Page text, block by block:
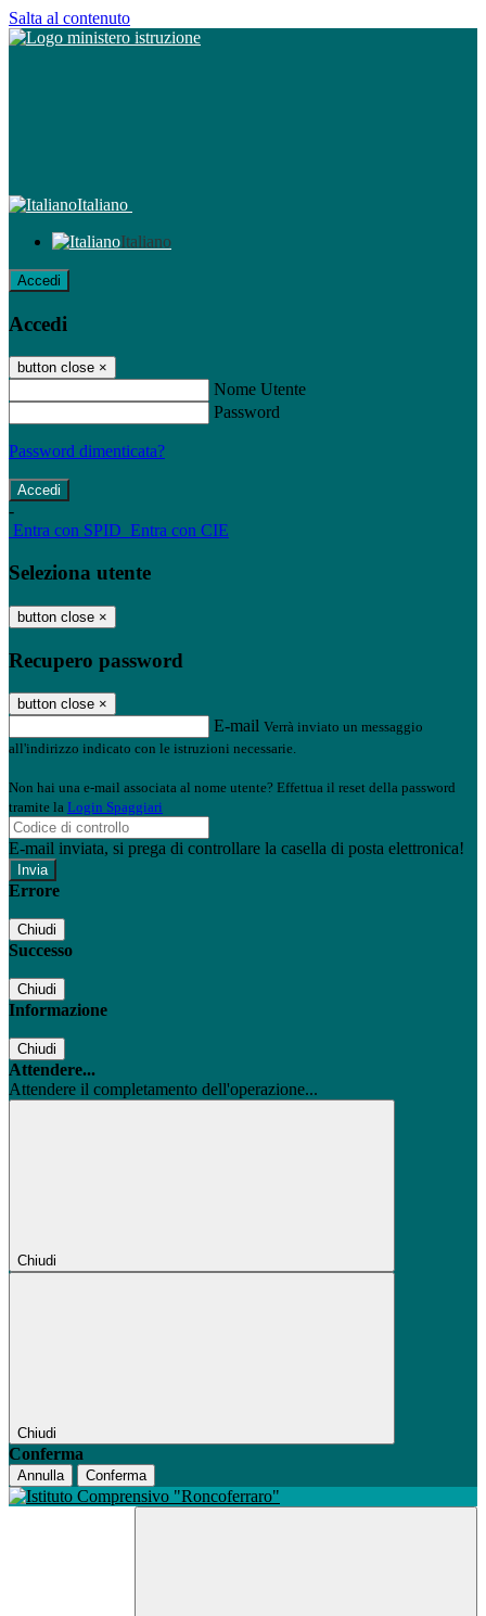
Salta al contenuto
Italiano
Italiano
Accedi
Accedi
button close ×
Nome Utente
Password
Password dimenticata?
-
Entra con SPID Entra con CIE
Seleziona utente
button close ×
Recupero password
button close ×
E-mail Verrà inviato un messaggio
all'indirizzo indicato con le istruzioni necessarie.
Non hai una e-mail associata al nome utente? Effettua il reset della password
tramite la Login Spaggiari
E-mail inviata, si prega di controllare la casella di posta elettronica!
Errore
Chiudi
Successo
Chiudi
Informazione
Chiudi
Attendere...
Attendere il completamento dell'operazione...
Chiudi
Chiudi
Conferma
Annulla Conferma